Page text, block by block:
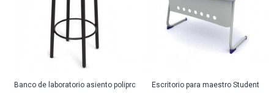
Banco de laboratorio asiento polipropilenoEscritorio para maestro Student